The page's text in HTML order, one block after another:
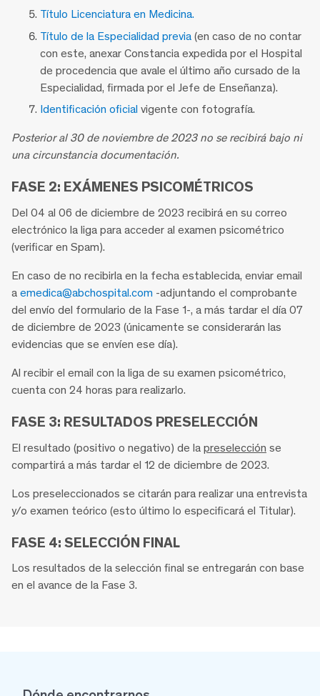
Título Licenciatura en Medicina.
Título de la Especialidad previa (en caso de no contar
con este, anexar Constancia expedida por el Hospital
de procedencia que avale el último año cursado de la
Especialidad, firmada por el Jefe de Enseñanza).
Identificación oficial vigente con fotografía.
Posterior al 30 de noviembre de 2023 no se recibirá bajo ni
una circunstancia documentación.
FASE 2: EXÁMENES PSICOMÉTRICOS
Del 04 al 06 de diciembre de 2023 recibirá en su correo
electrónico la liga para acceder al examen psicométrico
(verificar en Spam).
En caso de no recibirla en la fecha establecida, enviar email
a emedica@abchospital.com -adjuntando el comprobante
del envío del formulario de la Fase 1-, a más tardar el día 07
de diciembre de 2023 (únicamente se considerarán las
evidencias que se envíen ese día).
Al recibir el email con la liga de su examen psicométrico,
cuenta con 24 horas para realizarlo.
FASE 3: RESULTADOS PRESELECCIÓN
El resultado (positivo o negativo) de la preselección se
compartirá a más tardar el 12 de diciembre de 2023.
Los preseleccionados se citarán para realizar una entrevista
y/o examen teórico (esto último lo especificará el Titular).
FASE 4: SELECCIÓN FINAL
Los resultados de la selección final se entregarán con base
en el avance de la Fase 3.